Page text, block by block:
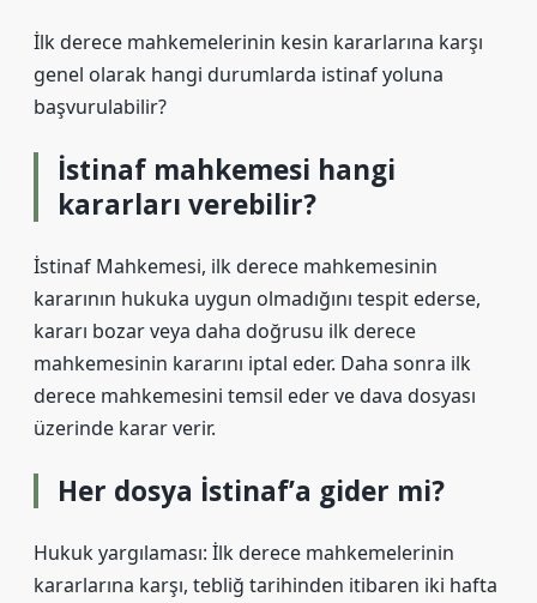
İlk derece mahkemelerinin kesin kararlarına karşı
genel olarak hangi durumlarda istinaf yoluna
başvurulabilir?
İstinaf mahkemesi hangi
kararları verebilir?
İstinaf Mahkemesi, ilk derece mahkemesinin
kararının hukuka uygun olmadığını tespit ederse,
kararı bozar veya daha doğrusu ilk derece
mahkemesinin kararını iptal eder. Daha sonra ilk
derece mahkemesini temsil eder ve dava dosyası
üzerinde karar verir.
Her dosya İstinaf’a gider mi?
Hukuk yargılaması: İlk derece mahkemelerinin
kararlarına karşı, tebliğ tarihinden itibaren iki hafta